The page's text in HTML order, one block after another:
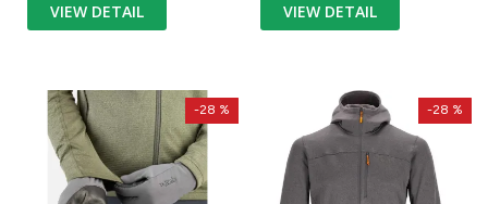
VIEW DETAIL VIEW DETAIL
-28 % -28 %